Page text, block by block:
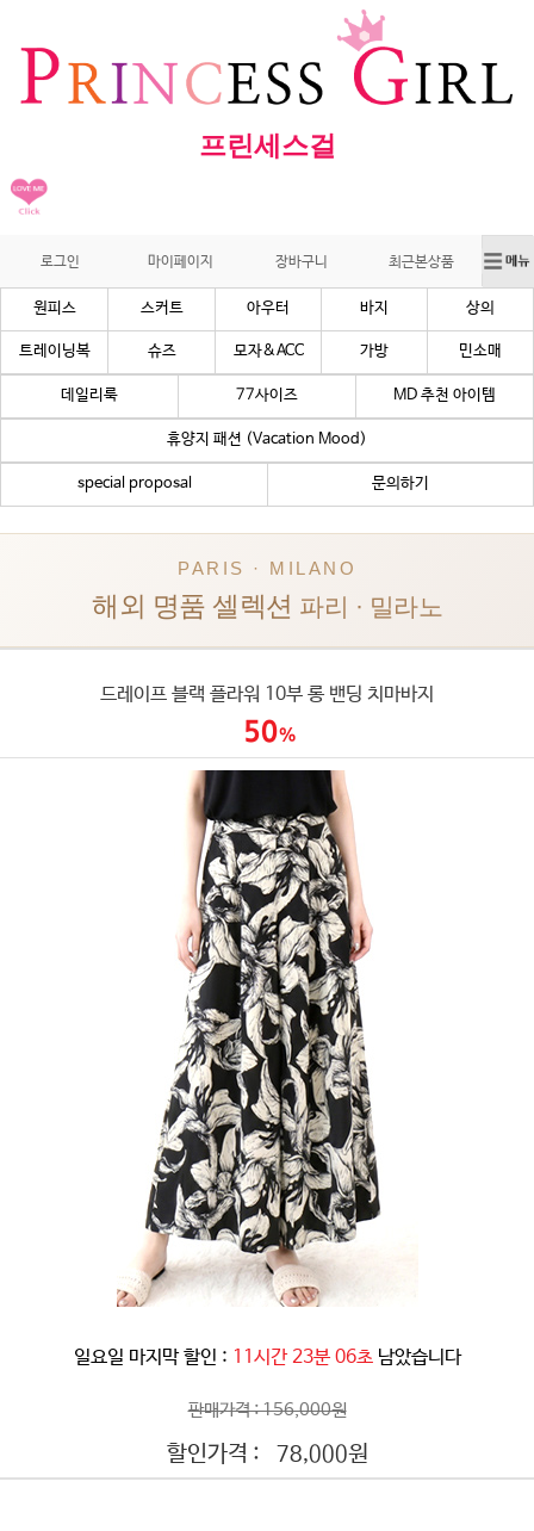
프린세스걸
로그인 마이페이지 장바구니 최근본상품
원피스 스커트 아우터 바지 상의
트레이닝복 슈즈 모자&ACC 가방 민소매
데일리룩 77사이즈 MD 추천 아이템
휴양지 패션 (Vacation Mood)
special proposal 문의하기
PARIS · MILANO
해외 명품 셀렉션 파리 · 밀라노
드레이프 블랙 플라워 10부 롱 밴딩 치마바지
일요일 마지막 할인 : 11시간 23분 03초 남았습니다
판매가격 : 156,000원
할인가격 : 78,000원